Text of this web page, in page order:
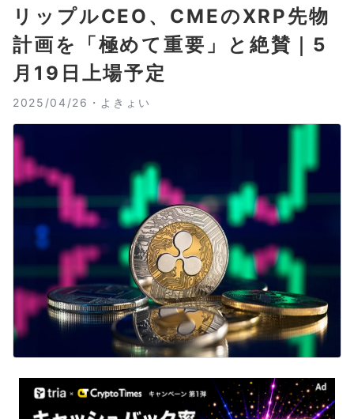
リップルCEO、CMEのXRP先物
計画を「極めて重要」と絶賛｜5
月19日上場予定
2025/04/26・ よきょい